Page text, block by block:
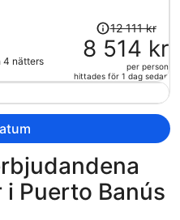
person
4 nätters
Priset
var
12
111 kr
är
514 kr
per
person
12 111 kr
8 514 kr
per person
hittades för 1 dag sedan
Puerto Banús